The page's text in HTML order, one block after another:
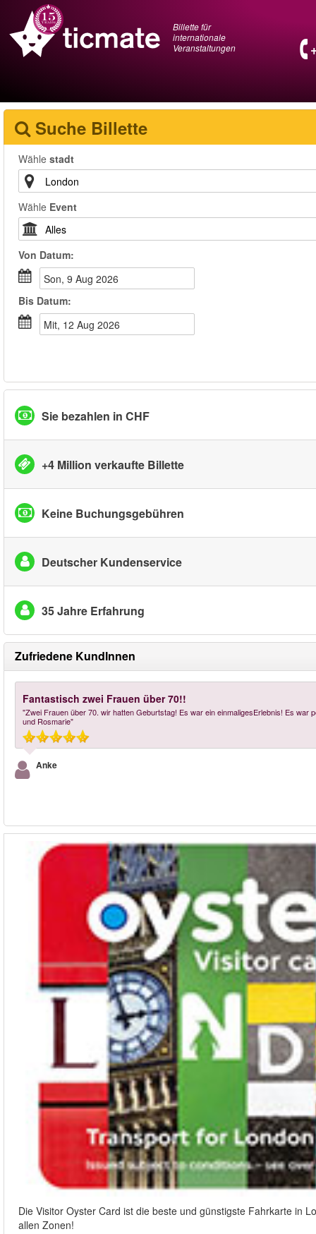
Billette für
internationale
Veranstaltungen
Suche Billette
Wähle stadt
Wähle Event
Von Datum:
Son, 9 Aug 2026
Bis Datum:
Mit, 12 Aug 2026
Sie bezahlen in CHF
+4 Million verkaufte Billette
Keine Buchungsgebühren
Deutscher Kundenservice
35 Jahre Erfahrung
Zufriedene KundInnen
Fantastisch zwei Frauen über 70!!
"Zwei Frauen über 70. wir hatten Geburtstag! Es war ein einmaligesErlebnis! Es
und Rosmarie"
Anke
Die Visitor Oyster Card ist die beste und günstigste Fahrkarte in
allen Zonen!